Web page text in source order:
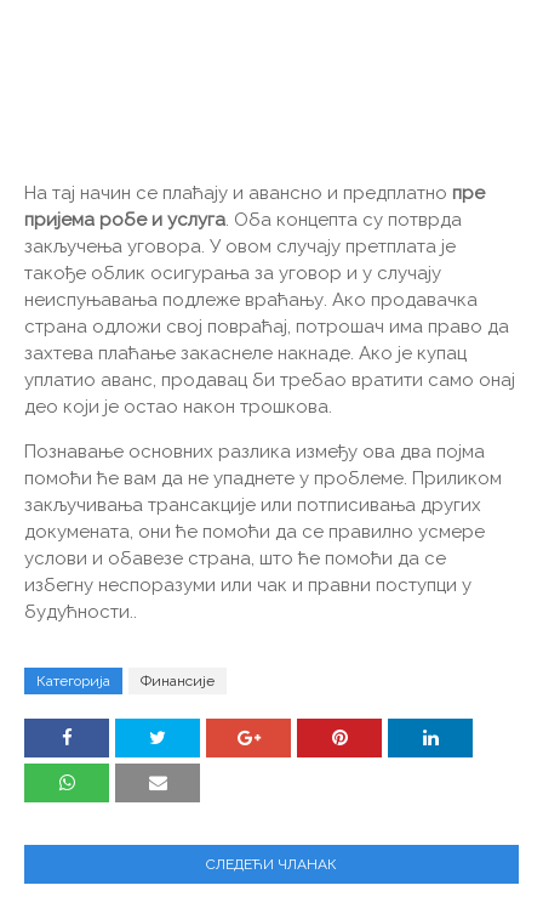
На тај начин се плаћају и авансно и предплатно пре
пријема робе и услуга . Оба концепта су потврда
закључења уговора. У овом случају претплата је
такође облик осигурања за уговор и у случају
неиспуњавања подлеже враћању. Ако продавачка
страна одложи свој повраћај, потрошач има право да
захтева плаћање закаснеле накнаде. Ако је купац
уплатио аванс, продавац би требао вратити само онај
део који је остао након трошкова.
Познавање основних разлика између ова два појма
помоћи ће вам да не упаднете у проблеме. Приликом
закључивања трансакције или потписивања других
докумената, они ће помоћи да се правилно усмере
услови и обавезе страна, што ће помоћи да се
избегну неспоразуми или чак и правни поступци у
будућности..
Категорија Финансије
СЛЕДЕЋИ ЧЛАНАК